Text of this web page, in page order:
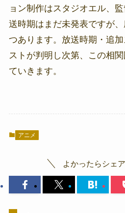
ョン制作はスタジオエル、
送時期はまだ未発表ですが
つあります。放送時期・追
ストが判明し次第、この相
ていきます。
アニメ
よかったらシェ